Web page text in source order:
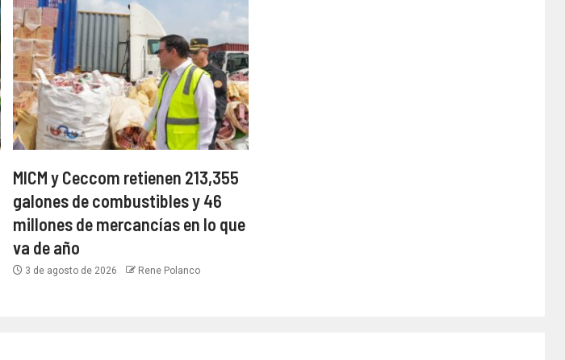
MICM y Ceccom retienen 213,355
galones de combustibles y 46
millones de mercancías en lo que
va de año
3 de agosto de 2026 Rene Polanco